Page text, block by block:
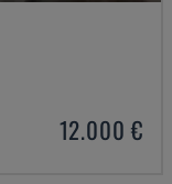
12.000 €